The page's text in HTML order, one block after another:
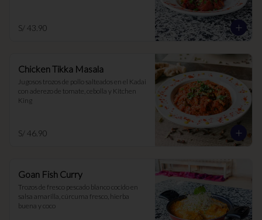
S/ 43.90
Chicken Tikka Masala
Jugosos trozos de pollo salteados en el Kadai
con aderezo de tomate, cebolla y Kitchen
King
S/ 46.90
Goan Fish Curry
Trozos de fresco pescado blanco cocido en
salsa amarilla, cúrcuma fresco, hierba
buena y coco